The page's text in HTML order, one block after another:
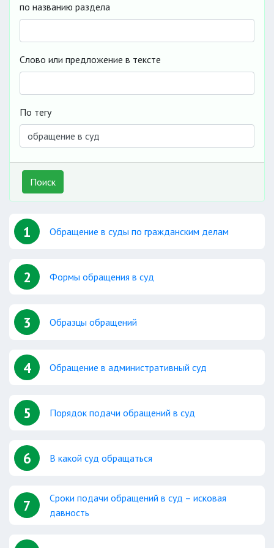
по названию раздела
Слово или предложение в тексте
По тегу
Поиск
1 Обращение в суды по гражданским делам
2 Формы обращения в суд
3 Образцы обращений
4 Обращение в административный суд
5 Порядок подачи обращений в суд
6 В какой суд обращаться
7
Сроки подачи обращений в суд – исковая
давность